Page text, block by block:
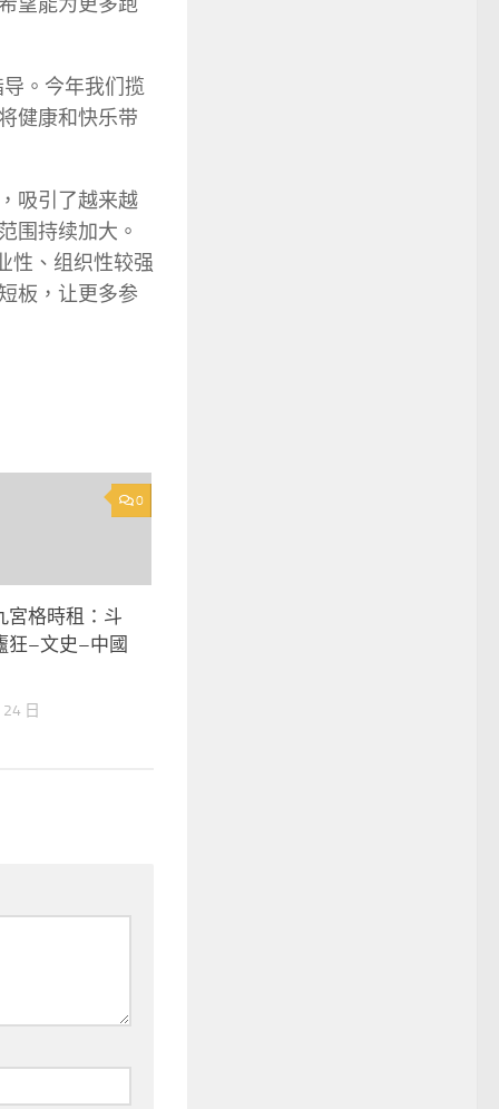
。今年我们揽
健康和快乐带
吸引了越来越
围持续加大。
性、组织性较强
板，让更多参
0
宮格時租：斗
狂–文史–中國
日